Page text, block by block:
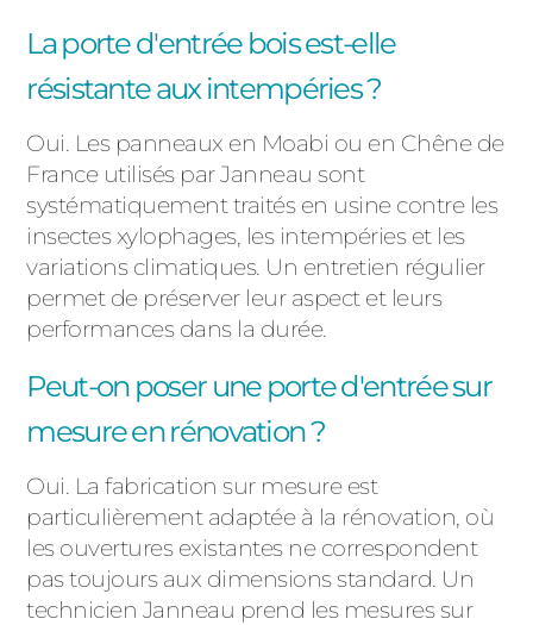
La porte d'entrée bois est-elle
résistante aux intempéries ?
Oui. Les panneaux en Moabi ou en Chêne de
France utilisés par Janneau sont
systématiquement traités en usine contre les
insectes xylophages, les intempéries et les
variations climatiques. Un entretien régulier
permet de préserver leur aspect et leurs
performances dans la durée.
Peut-on poser une porte d'entrée sur
mesure en rénovation ?
Oui. La fabrication sur mesure est
particulièrement adaptée à la rénovation, où
les ouvertures existantes ne correspondent
pas toujours aux dimensions standard. Un
technicien Janneau prend les mesures sur